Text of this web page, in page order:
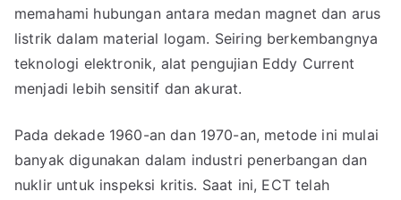
memahami hubungan antara medan magnet dan arus
listrik dalam material logam. Seiring berkembangnya
teknologi elektronik, alat pengujian Eddy Current
menjadi lebih sensitif dan akurat.
Pada dekade 1960-an dan 1970-an, metode ini mulai
banyak digunakan dalam industri penerbangan dan
nuklir untuk inspeksi kritis. Saat ini, ECT telah